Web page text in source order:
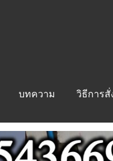
บทความ วิธีการสั่